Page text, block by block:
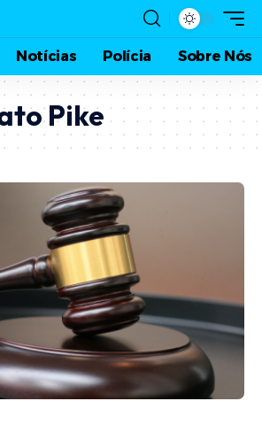
Notícias Polícia Sobre Nós
Pike